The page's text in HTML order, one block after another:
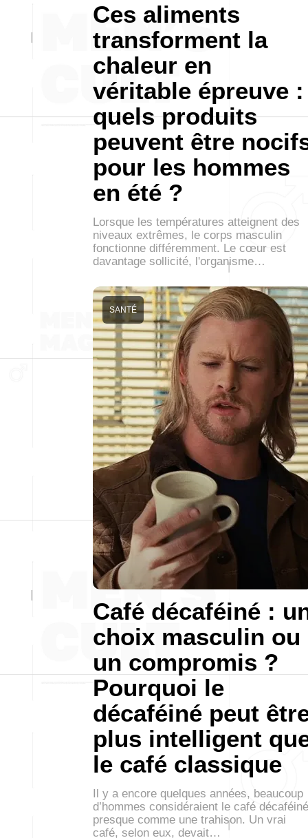
Ces aliments
transforment la
chaleur en
véritable épreuve :
quels produits
peuvent être
pour les hommes
en été ?
Lorsque les températures atteignent des
niveaux extrêmes, le corps masculin
fonctionne différemment. Le cœur est
davantage sollicité, l'organisme…
Café décaféiné :
choix masculin ou
un compromis ?
Pourquoi le
décaféiné peut
plus intelligent
le café classique
SANTÉ
Il y a encore quelques années, beaucoup
d’hommes considéraient le café décaféiné
presque comme une trahison. Un vrai
café, selon eux, devait…